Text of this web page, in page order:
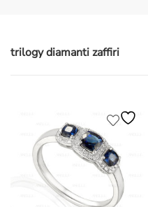
trilogy diamanti zaffiri